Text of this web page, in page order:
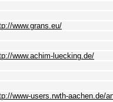
www.grans.eu/
www.achim-luecking.de/
www-users.rwth-aachen.de/